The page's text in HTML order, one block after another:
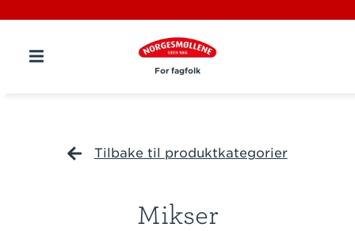
For fagfolk
Tilbake til produktkategorier
Mikser